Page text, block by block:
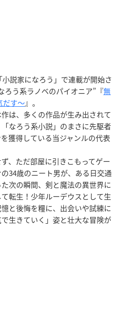
説家になろう」で連載が開始さ
ろう系ラノベのパイオニア”『無
だす～』。
は、多くの作品が生み出されて
なろう系小説」のまさに先駆者
獲得している当ジャンルの代表
、ただ部屋に引きこもってゲー
34歳のニート男が、ある日交通
次の瞬間、剣と魔法の異世界に
転生！少年ルーデウスとして生
と後悔を糧に、出会いや試練に
生きていく」姿と壮大な冒険が